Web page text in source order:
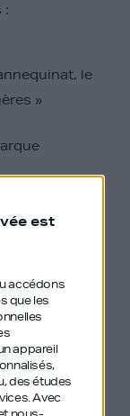
est
accédons
que les
appareil
des études
Avec
:
le
»
d’une
du vin